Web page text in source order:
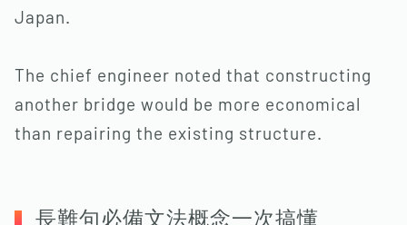
Japan.
The chief engineer noted that constructing
another bridge would be more economical
than repairing the existing structure.
長難句必備文法概念一次搞懂